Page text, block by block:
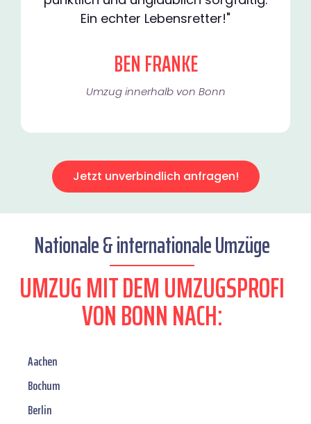
Ein echter Lebensretter!"
BEN FRANKE
Umzug innerhalb von Bonn​
Jetzt unverbindlich anfragen!
Nationale & internationale Umzüge
UMZUG MIT DEM UMZUGSPROFI
VON BONN NACH:
Aachen
Bochum
Berlin